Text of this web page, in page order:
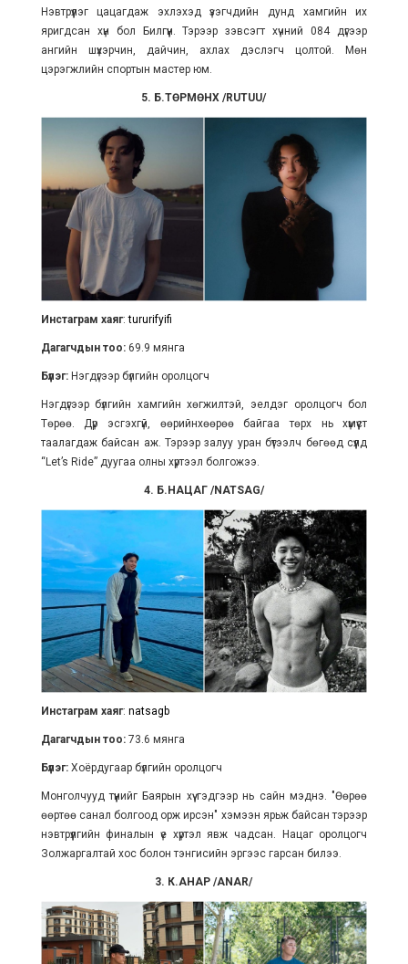
Нэвтрүүлэг цацагдаж эхлэхэд үзэгчдийн дунд хамгийн их
яригдсан хүн бол Билгүүн. Тэрээр зэвсэгт хүчний 084 дүгээр
ангийн шүхэрчин, дайчин, ахлах дэслэгч цолтой. Мөн
цэрэгжлийн спортын мастер юм.
5. Б.ТӨРМӨНХ /RUTUU/
Инстаграм хаяг:tururifyifi
Дагагчдын тоо: 69.9 мянга
Бүлэг: Нэгдүгээр бүлгийн оролцогч
Нэгдүгээр бүлгийн хамгийн хөгжилтэй, эелдэг оролцогч бол
Төрөө. Дүр эсгэхгүй, өөрийнхөөрөө байгаа төрх нь хүмүүст
таалагдаж байсан аж. Тэрээр залуу уран бүтээлч бөгөөд сүүлд
“Let’s Ride” дуугаа олны хүртээл болгожээ.
4. Б.НАЦАГ /NATSAG/
Инстаграм хаяг: natsagb
Дагагчдын тоо: 73.6 мянга
Бүлэг: Хоёрдугаар бүлгийн оролцогч
Монголчууд түүнийг Баярын хүү гэдгээр нь сайн мэднэ. "Өөрөө
өөртөө санал болгоод орж ирсэн" хэмээн ярьж байсан тэрээр
нэвтрүүлгийн финалын үе хүртэл явж чадсан. Нацаг оролцогч
Золжаргалтай хос болон тэнгисийн эргээс гарсан билээ.
3. К.АНАР /ANAR/